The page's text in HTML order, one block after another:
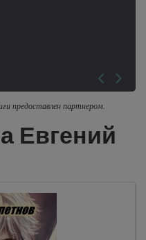
предоставлен партнером.
Евгений